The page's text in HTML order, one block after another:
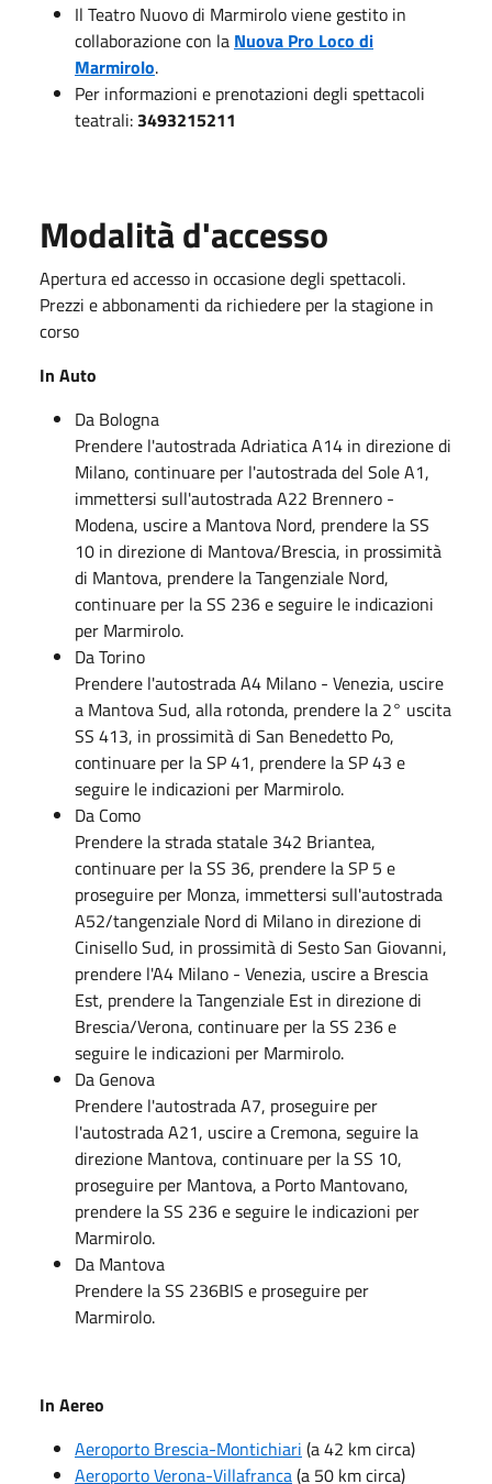
Il Teatro Nuovo di Marmirolo viene gestito in
collaborazione con la Nuova Pro Loco di
Marmirolo.
Per informazioni e prenotazioni degli spettacoli
teatrali: 3493215211
Modalità d'accesso
Apertura ed accesso in occasione degli spettacoli.
Prezzi e abbonamenti da richiedere per la stagione in
corso
In Auto
Da Bologna
Prendere l'autostrada Adriatica A14 in direzione di
Milano, continuare per l'autostrada del Sole A1,
immettersi sull'autostrada A22 Brennero -
Modena, uscire a Mantova Nord, prendere la SS
10 in direzione di Mantova/Brescia, in prossimità
di Mantova, prendere la Tangenziale Nord,
continuare per la SS 236 e seguire le indicazioni
per Marmirolo.
Da Torino
Prendere l'autostrada A4 Milano - Venezia, uscire
a Mantova Sud, alla rotonda, prendere la 2° uscita
SS 413, in prossimità di San Benedetto Po,
continuare per la SP 41, prendere la SP 43 e
seguire le indicazioni per Marmirolo.
Da Como
Prendere la strada statale 342 Briantea,
continuare per la SS 36, prendere la SP 5 e
proseguire per Monza, immettersi sull'autostrada
A52/tangenziale Nord di Milano in direzione di
Cinisello Sud, in prossimità di Sesto San Giovanni,
prendere l'A4 Milano - Venezia, uscire a Brescia
Est, prendere la Tangenziale Est in direzione di
Brescia/Verona, continuare per la SS 236 e
seguire le indicazioni per Marmirolo.
Da Genova
Prendere l'autostrada A7, proseguire per
l'autostrada A21, uscire a Cremona, seguire la
direzione Mantova, continuare per la SS 10,
proseguire per Mantova, a Porto Mantovano,
prendere la SS 236 e seguire le indicazioni per
Marmirolo.
Da Mantova
Prendere la SS 236BIS e proseguire per
Marmirolo.
In Aereo
Aeroporto Brescia-Montichiari (a 42 km circa)
Aeroporto Verona-Villafranca(a 50 km circa)